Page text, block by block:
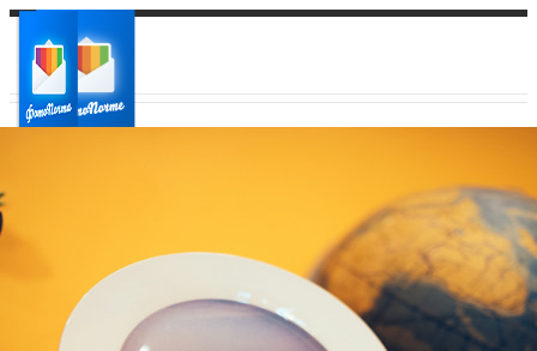
Ваш регион доставки
Выберите из списка: